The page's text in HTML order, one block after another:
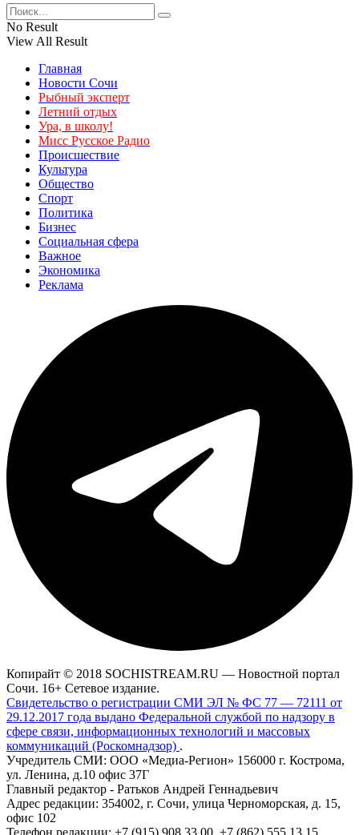
No Result
View All Result
Главная
Новости Сочи
Рыбный эксперт
Летний отдых
Ура, в школу!
Мисс Русское Радио
Происшествие
Культура
Общество
Спорт
Политика
Бизнес
Социальная сфера
Важное
Экономика
Реклама
Копирайт © 2018 SOCHISTREAM.RU — Новостной портал
Сочи. 16+ Сетевое издание.
Свидетельство о регистрации СМИ ЭЛ № ФС 77 — 72111 от
29.12.2017 года выдано Федеральной службой по надзору в
сфере связи, информационных технологий и массовых
коммуникаций (Роскомнадзор) .
Учредитель СМИ: ООО «Медиа-Регион» 156000 г. Кострома,
ул. Ленина, д.10 офис 37Г
Главный редактор - Ратьков Андрей Геннадьевич
Адрес редакции: 354002, г. Сочи, улица Черноморская, д. 15,
офис 102
Телефон редакции: +7 (915) 908 33 00, +7 (862) 555 13 15